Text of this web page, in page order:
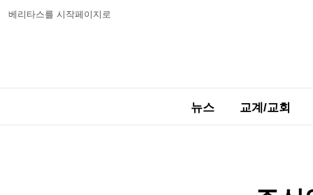
베리타스를 시작페이지로
뉴스 교계/교회